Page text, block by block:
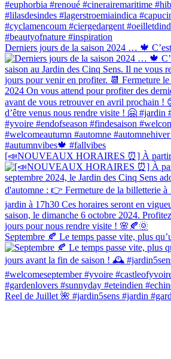
Derniers jours de la saison 2024 … 🍁
[📣NOUVEAUX HORAIRES ⏰] À partir
Septembre 🍂 Le temps passe vite, plus
Reel de Juillet 🌺 #jardin5sens #jardin